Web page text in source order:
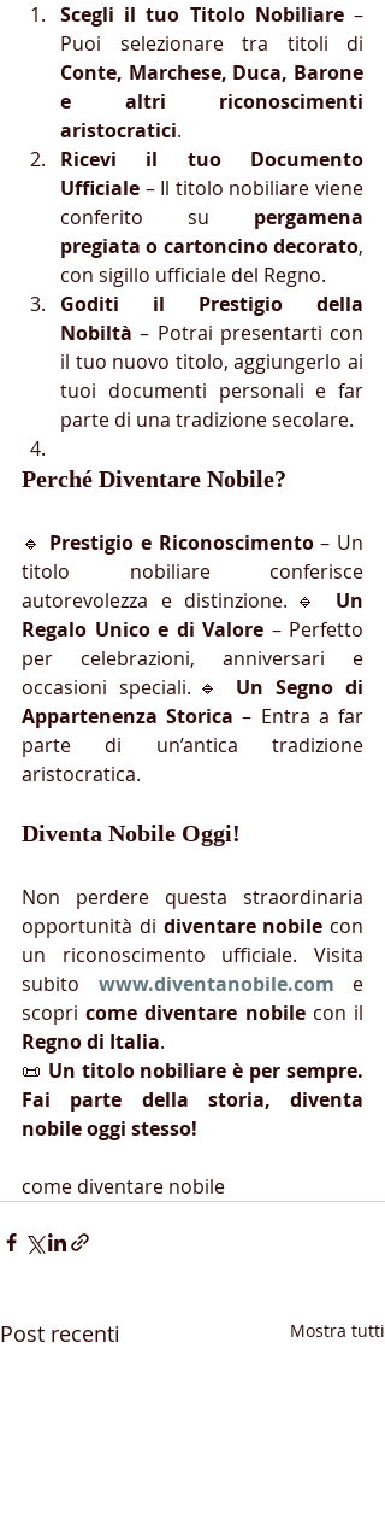
Scegli il tuo Titolo Nobiliare –
Conte, Marchese, Duca, Barone
e altri riconoscimenti
aristocratici.
Ricevi il tuo Documento
Ufficiale – Il titolo nobiliare viene
conferito su pergamena
pregiata o cartoncino decorato,
con sigillo ufficiale del Regno.
Goditi il Prestigio della
Nobiltà – Potrai presentarti con
il tuo nuovo titolo, aggiungerlo ai
tuoi documenti personali e far
parte di una tradizione secolare.
Perché Diventare Nobile?
🔹 Prestigio e Riconoscimento – Un
titolo nobiliare conferisce
autorevolezza e distinzione.🔹 Un
Regalo Unico e di Valore – Perfetto
per celebrazioni, anniversari e
occasioni speciali.🔹 Un Segno di
Appartenenza Storica – Entra a far
parte di un’antica tradizione
aristocratica.
Diventa Nobile Oggi!
Non perdere questa straordinaria
opportunità di diventare nobile con
un riconoscimento ufficiale. Visita
subito www.diventanobile.com e
scopri come diventare nobile
Regno di Italia.
📜 Un titolo nobiliare è per sempre.
Fai parte della storia, diventa
nobile oggi stesso!
come diventare nobile
Post recenti Mostra tutti